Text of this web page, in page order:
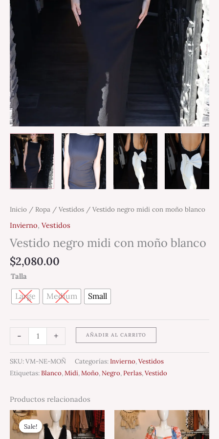
Inicio / Ropa / Vestidos / Vestido negro midi con moño blanco
Invierno, Vestidos
Vestido negro midi con moño blanco
$2,080.00
Talla
Large Medium Small
- + AÑADIR AL CARRITO
SKU:VM-NE-MOÑ Categorías:Invierno,Vestidos
Etiquetas:Blanco,Midi,Moño,Negro,Perlas,Vestido
Productos relacionados
Sale!
Sale!
Original
price
was:
Current
price
is: